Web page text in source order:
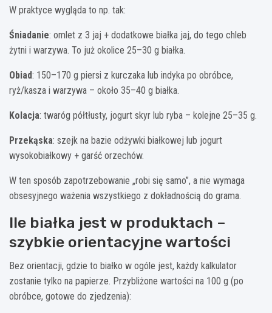
W praktyce wygląda to np. tak:
Śniadanie: omlet z 3 jaj + dodatkowe białka jaj, do tego chleb
żytni i warzywa. To już okolice 25–30 g białka.
Obiad: 150–170 g piersi z kurczaka lub indyka po obróbce,
ryż/kasza i warzywa – około 35–40 g białka.
Kolacja: twaróg półtłusty, jogurt skyr lub ryba – kolejne 25–35 g.
Przekąska: szejk na bazie odżywki białkowej lub jogurt
wysokobiałkowy + garść orzechów.
W ten sposób zapotrzebowanie „robi się samo”, a nie wymaga
obsesyjnego ważenia wszystkiego z dokładnością do grama.
Ile białka jest w produktach –
szybkie orientacyjne wartości
Bez orientacji, gdzie to białko w ogóle jest, każdy kalkulator
zostanie tylko na papierze. Przybliżone wartości na 100 g (po
obróbce, gotowe do zjedzenia):